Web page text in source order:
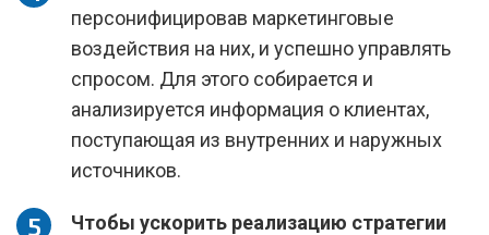
персонифицировав маркетинговые
воздействия на них, и успешно управлять
спросом. Для этого собирается и
анализируется информация о клиентах,
поступающая из внутренних и наружных
источников.
Чтобы ускорить реализацию стратегии